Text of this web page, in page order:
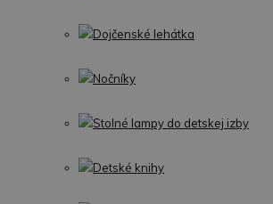
Dojčenské lehátka
Nočníky
Stolné lampy do detskej izby
Detské knihy